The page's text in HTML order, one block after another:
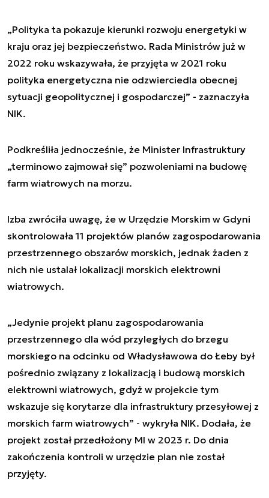
„Polityka ta pokazuje kierunki rozwoju energetyki w
kraju oraz jej bezpieczeństwo. Rada Ministrów już w
2022 roku wskazywała, że przyjęta w 2021 roku
polityka energetyczna nie odzwierciedla obecnej
sytuacji geopolitycznej i gospodarczej” - zaznaczyła
NIK.
Podkreśliła jednocześnie, że Minister Infrastruktury
„terminowo zajmował się” pozwoleniami na budowę
farm wiatrowych na morzu.
Izba zwróciła uwagę, że w Urzędzie Morskim w Gdyni
skontrolowała 11 projektów planów zagospodarowania
przestrzennego obszarów morskich, jednak żaden z
nich nie ustalał lokalizacji morskich elektrowni
wiatrowych.
„Jedynie projekt planu zagospodarowania
przestrzennego dla wód przyległych do brzegu
morskiego na odcinku od Władysławowa do Łeby był
pośrednio związany z lokalizacją i budową morskich
elektrowni wiatrowych, gdyż w projekcie tym
wskazuje się korytarze dla infrastruktury przesyłowej z
morskich farm wiatrowych” - wykryła NIK. Dodała, że
projekt został przedłożony MI w 2023 r. Do dnia
zakończenia kontroli w urzędzie plan nie został
przyjęty.